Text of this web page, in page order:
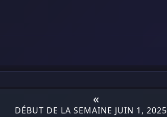
«
DÉBUT DE LA SEMAINE JUIN 1, 2025